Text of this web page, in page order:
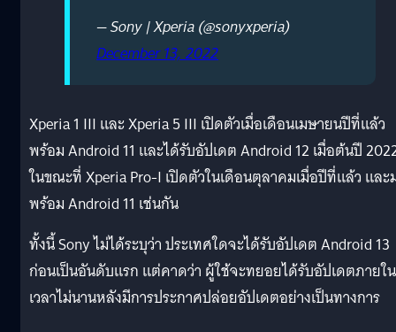
— Sony | Xperia (@sonyxperia)
December 13, 2022
Xperia 1 III และ Xperia 5 III เปิดตัวเมื่อเดือนเมษายนปีที่แล้ว
พร้อม Android 11 และได้รับอัปเดต Android 12 เมื่อต้นปี
ในขณะที่ Xperia Pro-I เปิดตัวในเดือนตุลาคมเมื่อปีที่แล้ว และ
พร้อม Android 11 เช่นกัน
ทั้งนี้ Sony ไม่ได้ระบุว่า ประเทศใดจะได้รับอัปเดต Android 13
ก่อนเป็นอันดับแรก แต่คาดว่า ผู้ใช้จะทยอยได้รับอัปเดตภายใน
เวลาไม่นานหลังมีการประกาศปล่อยอัปเดตอย่างเป็นทางการ